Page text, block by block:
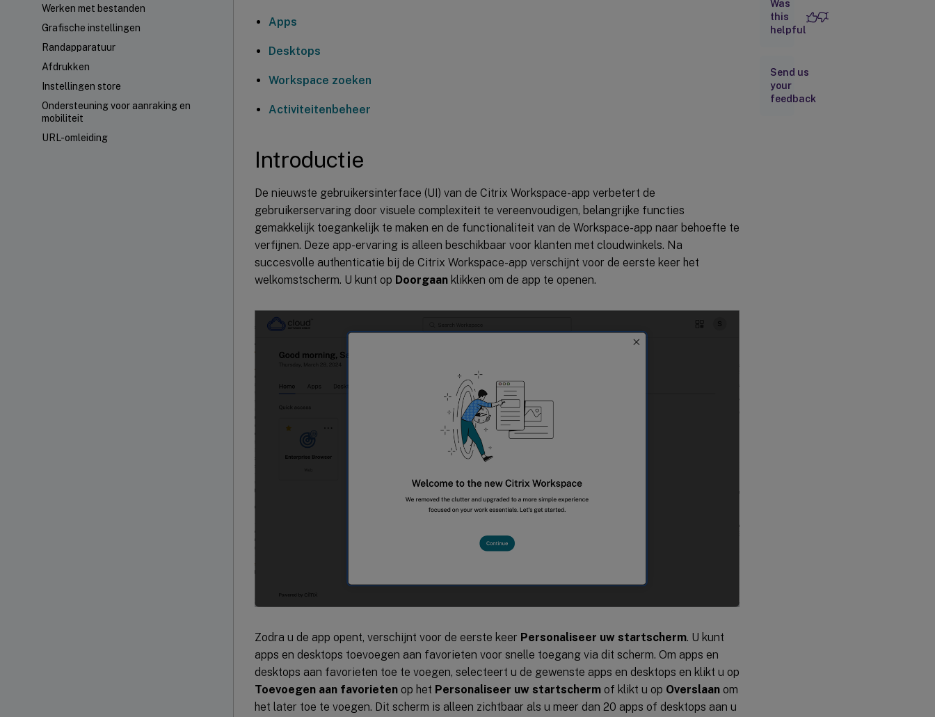
Werken met bestanden
Grafische instellingen
Randapparatuur
Afdrukken
Instellingen store
Ondersteuning voor aanraking en
mobiliteit
URL-omleiding
Apps
Desktops
Workspace zoeken
Activiteitenbeheer
Introductie
De nieuwste gebruikersinterface (UI) van de Citrix Workspace-app verbetert de
gebruikerservaring door visuele complexiteit te vereenvoudigen, belangrijke functies
gemakkelijk toegankelijk te maken en de functionaliteit van de Workspace-app naar behoefte te
verfijnen. Deze app-ervaring is alleen beschikbaar voor klanten met cloudwinkels. Na
succesvolle authenticatie bij de Citrix Workspace-app verschijnt voor de eerste keer het
welkomstscherm. U kunt op Doorgaan klikken om de app te openen.
Zodra u de app opent, verschijnt voor de eerste keer Personaliseer uw startscherm. U kunt
apps en desktops toevoegen aan favorieten voor snelle toegang via dit scherm. Om apps en
desktops aan favorieten toe te voegen, selecteert u de gewenste apps en desktops en klikt u op
Toevoegen aan favorieten op het Personaliseer uw startscherm of klikt u op Overslaan om
het later toe te voegen. Dit scherm is alleen zichtbaar als u meer dan 20 apps of desktops aan u
Gebruikersinterface
met eenvoudige
Workspace
zoeken
Was
this
helpful
Send us
your
feedback